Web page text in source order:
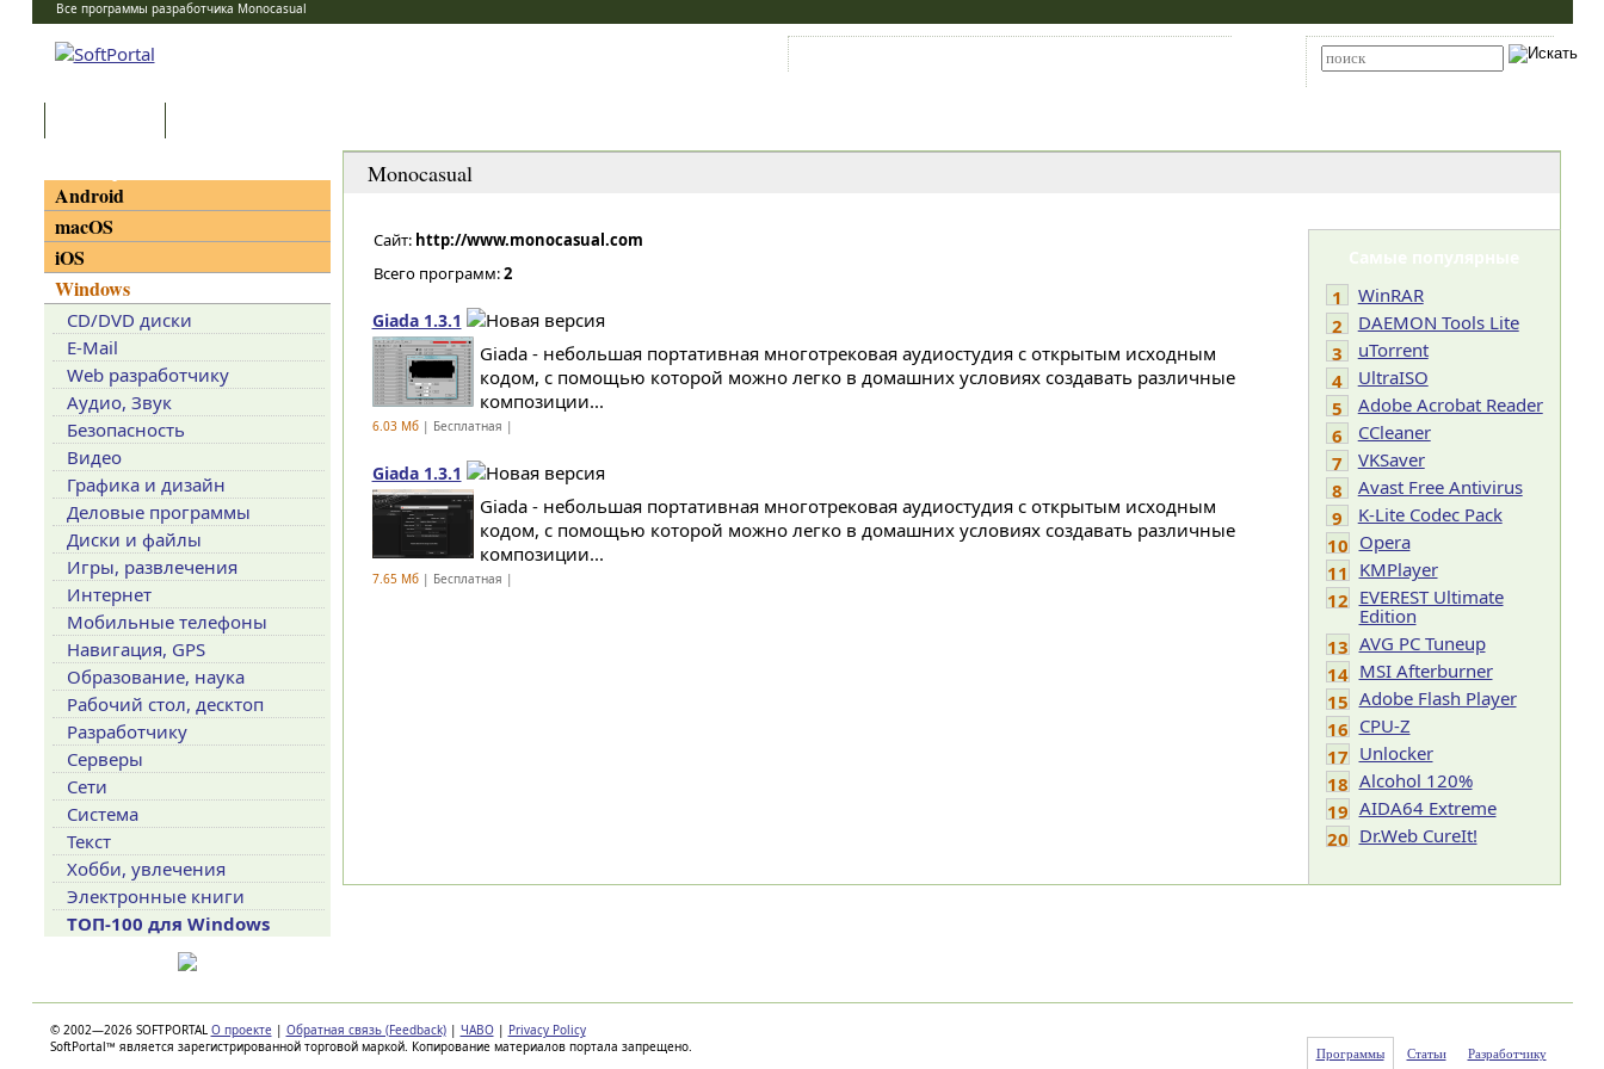
Все программы разработчика Monocasual
Monocasual
Сайт: http://www.monocasual.com
Всего программ:2
Giada 1.3.1
Giada - небольшая портативная многотрековая аудиостудия с открытым исходным
кодом, с помощью которой можно легко в домашних условиях создавать различные
композиции...
6.03 Мб| Бесплатная |
Giada 1.3.1
Giada - небольшая портативная многотрековая аудиостудия с открытым исходным
кодом, с помощью которой можно легко в домашних условиях создавать различные
композиции...
7.65 Мб| Бесплатная |
Самые популярные
1
WinRAR
2
DAEMON Tools Lite
3
uTorrent
4
UltraISO
5
Adobe Acrobat Reader
6
CCleaner
7
VKSaver
8
Avast Free Antivirus
9
K-Lite Codec Pack
10 Opera
11 KMPlayer
12 EVEREST Ultimate
Edition
13 AVG PC Tuneup
14 MSI Afterburner
15 Adobe Flash Player
16 CPU-Z
17 Unlocker
18 Alcohol 120%
19 AIDA64 Extreme
20 Dr.Web CureIt!
Android
macOS
iOS
Windows
CD/DVD диски
E-Mail
Web разработчику
Аудио, Звук
Безопасность
Видео
Графика и дизайн
Деловые программы
Диски и файлы
Игры, развлечения
Интернет
Мобильные телефоны
Навигация, GPS
Образование, наука
Рабочий стол, десктоп
Разработчику
Серверы
Сети
Система
Текст
Хобби, увлечения
Электронные книги
ТОП-100 для Windows
© 2002—2026 SOFTPORTAL О проекте | Обратная связь (Feedback) | ЧАВО | Privacy Policy
SoftPortal™ является зарегистрированной торговой маркой. Копирование материалов портала запрещено.
Программы Статьи Разработчику